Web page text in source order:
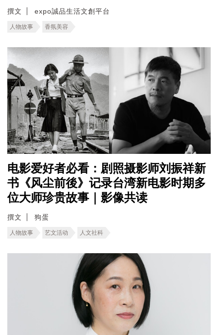
撰文 expo誠品生活文創平台
人物故事 香氛美容
电影爱好者必看：剧照摄影师刘振祥新
书《风尘前後》记录台湾新电影时期多
位大师珍贵故事｜影像共读
撰文 狗蛋
人物故事 艺文活动 人文社科